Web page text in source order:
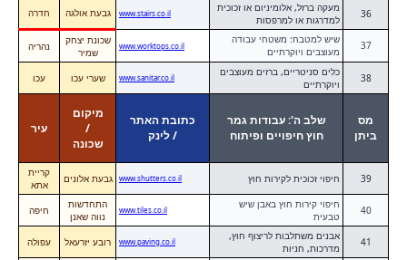
חדרה גבעת אולגה www.stairs.co.il
מעקה ברזל, אלומיניום או זכוכית
למדרגות או למרפסות
36
נהריה
שכונת יצחק
שמיר
www.worktops.co.il
שיש למטבח: משטחי עבודה
מעוצבים ויוקרתיים
37
עכו שערי עכו www.sanitar.co.il
כלים סניטריים, ברזים מעוצבים
ויוקרתיים
38
עיר
מיקום
/
שכונה
כתובת האתר
/ לינק
שלב ה': עבודות גמר
חוץ חיפויים ופיתוח
מס
ביתן
קריית
אתא
גבעת אלונים www.shutters.co.il חיפוי זכוכית לקירות חוץ 39
חיפה
התחדשות
נווה שאנן
www.tiles.co.il
חיפוי קירות חוץ באבן שיש
טבעית
40
עפולה רובע יזרעאל www.paving.co.il
אבנים משתלבות לריצוף חוץ,
מדרכות, חניות
41